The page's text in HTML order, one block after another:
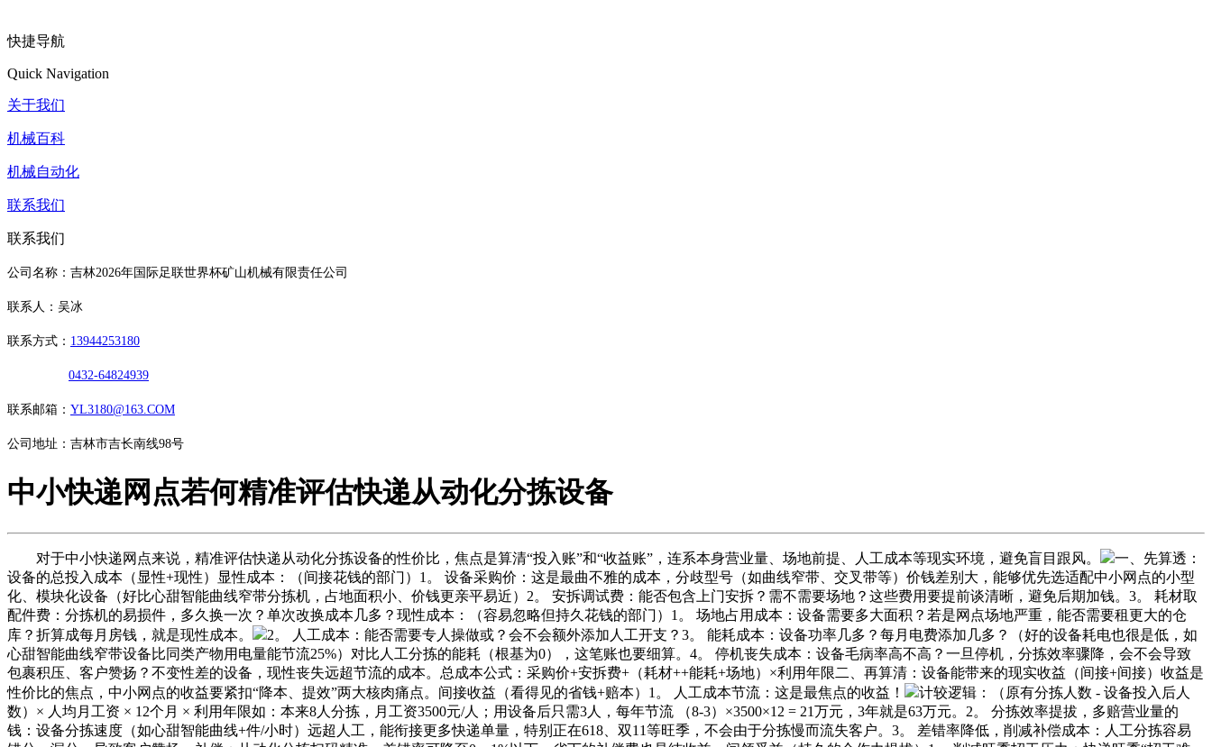
快捷导航
Quick Navigation
关于我们
机械百科
机械自动化
联系我们
联系我们
公司名称：吉林2026年国际足联世界杯矿山机械有限责任公司
联系人：吴冰
联系方式： 13944253180
0432-64824939
联系邮箱： YL3180@163.COM
公司地址：吉林市吉长南线98号
中小快递网点若何精准评估快递从动化分拣设备
对于中小快递网点来说，精准评估快递从动化分拣设备的性价比，焦点是算清“投入账”和“收益账”，连系本身营业量、场地前提、人工成本等现实环境，避免盲目跟风。
一、先算透：
设备的总投入成本（显性+现性）显性成本：（间接花钱的部门）1。 设备采购价：这是最曲不雅的成本，分歧型号（如曲线窄带、交叉带等）价钱差别大，能够优先选适配中小网点的小型
化、模块化设备（好比心甜智能曲线窄带分拣机，占地面积小、价钱更亲平易近）2。 安拆调试费：能否包含上门安拆？需不需要场地？这些费用要提前谈清晰，避免后期加钱。3。 耗材取
配件费：分拣机的易损件，多久换一次？单次改换成本几多？现性成本：（容易忽略但持久花钱的部门）1。 场地占用成本：设备需要多大面积？若是网点场地严重，能否需要租更大的仓
库？折算成每月房钱，就是现性成本。
2。 人工成本：能否需要专人操做或？会不会额外添加人工开支？3。 能耗成本：设备功率几多？每月电费添加几多？（好的设备耗电也很是低，如
心甜智能曲线窄带设备比同类产物用电量能节流25%）对比人工分拣的能耗（根基为0），这笔账也要细算。4。 停机丧失成本：设备毛病率高不高？一旦停机，分拣效率骤降，会不会导致
包裹积压、客户赞扬？不变性差的设备，现性丧失远超节流的成本。总成本公式：采购价+安拆费+（耗材++能耗+场地）×利用年限二、再算清：设备能带来的现实收益（间接+间接）收益是
性价比的焦点，中小网点的收益要紧扣“降本、提效”两大核肉痛点。间接收益（看得见的省钱+赔本）1。 人工成本节流：这是最焦点的收益！
计较逻辑：（原有分拣人数 - 设备投入后人
数）× 人均月工资 × 12个月 × 利用年限如：本来8人分拣，月工资3500元/人；用设备后只需3人，每年节流 （8-3）×3500×12 = 21万元，3年就是63万元。2。 分拣效率提拔，多赔营业量的
钱：设备分拣速度（如心甜智能曲线+件/小时）远超人工，能衔接更多快递单量，特别正在618、双11等旺季，不会由于分拣慢而流失客户。3。 差错率降低，削减补偿成本：人工分拣容易